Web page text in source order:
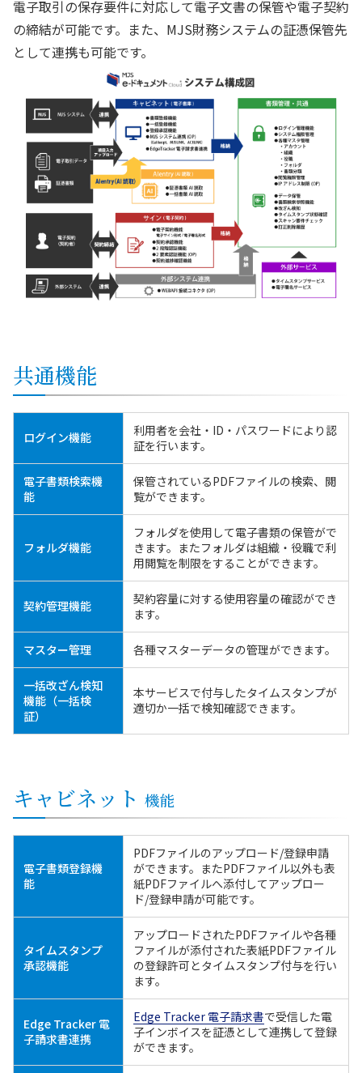
電子取引の保存要件に対応して電子文書の保管や電子契約
の締結が可能です。また、MJS財務システムの証憑保管先
として連携も可能です。
共通機能
ログイン機能
利用者を会社・ID・パスワードにより認
証を行います。
電子書類検索機
能
保管されているPDFファイルの検索、閲
覧ができます。
フォルダ機能
フォルダを使用して電子書類の保管がで
きます。またフォルダは組織・役職で利
用閲覧を制限をすることができます。
契約管理機能
契約容量に対する使用容量の確認ができ
ます。
マスター管理 各種マスターデータの管理ができます。
一括改ざん検知
機能（一括検
証）
本サービスで付与したタイムスタンプが
適切か一括で検知確認できます。
キャビネット 機能
電子書類登録機
能
PDFファイルのアップロード/登録申請
ができます。またPDFファイル以外も表
紙PDFファイルへ添付してアップロー
ド/登録申請が可能です。
タイムスタンプ
承認機能
アップロードされたPDFファイルや各種
ファイルが添付された表紙PDFファイル
の登録許可とタイムスタンプ付与を行い
ます。
Edge Tracker 電
子請求書連携
Edge Tracker 電子請求書で受信した電
子インボイスを証憑として連携して登録
ができます。